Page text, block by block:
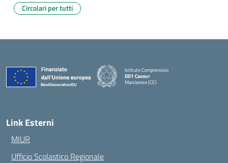
Circolari per tutti
Istituto Comprensivo
DD1 Cavour
Marcianise (CE)
Link Esterni
MIUR
Ufficio Scolastico Regionale